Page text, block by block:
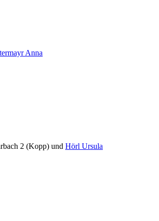
Anna
2 (Kopp) und Hörl Ursula